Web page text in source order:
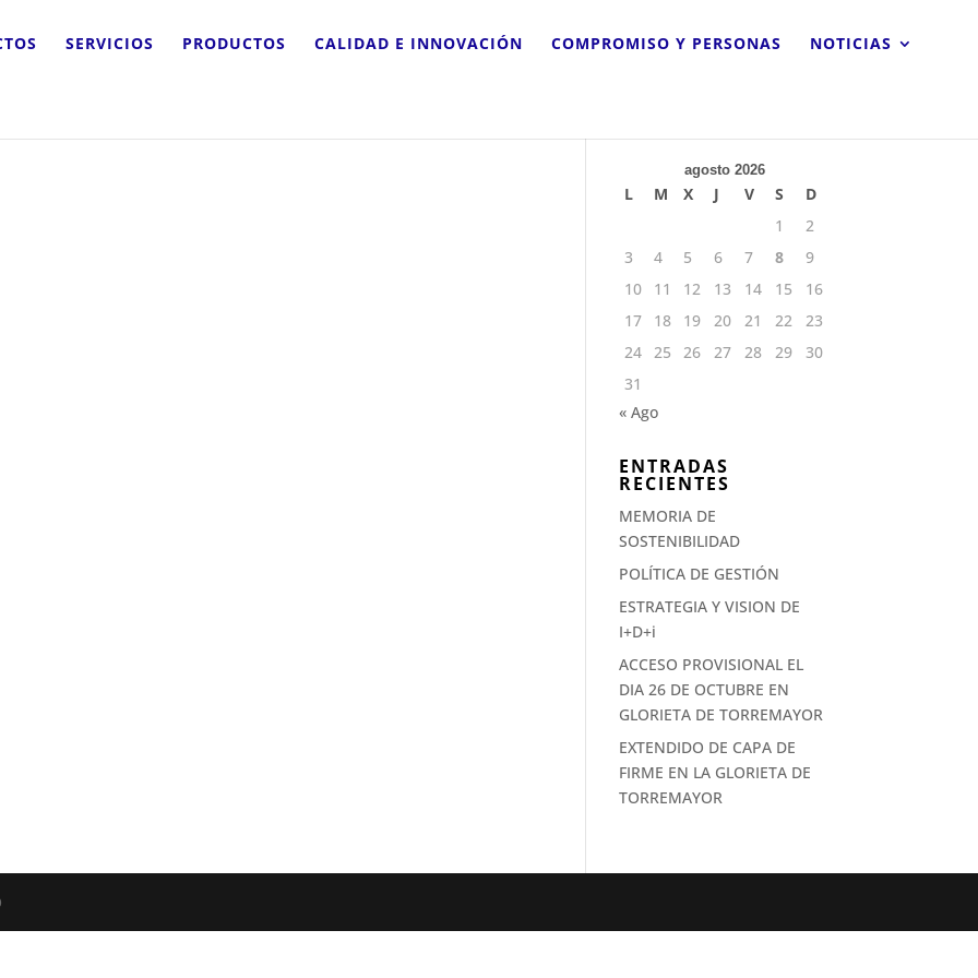
SERVICIOS PRODUCTOS CALIDAD E INNOVACIÓN COMPROMISO Y PERSONAS NOTICIAS
agosto 2026
L M X J V S
D
1
2
3
4 5 6 7 8
9
10
11 12 13 14 15
16
17
18 19 20 21 22
23
24 25 26 27 28 29
30
31
« Ago
ENTRADAS
RECIENTES
MEMORIA DE
SOSTENIBILIDAD
POLÍTICA DE GESTIÓN
ESTRATEGIA Y VISION DE
I+D+i
ACCESO PROVISIONAL EL
DIA 26 DE OCTUBRE EN
GLORIETA DE TORREMAYOR
EXTENDIDO DE CAPA DE
FIRME EN LA GLORIETA DE
TORREMAYOR